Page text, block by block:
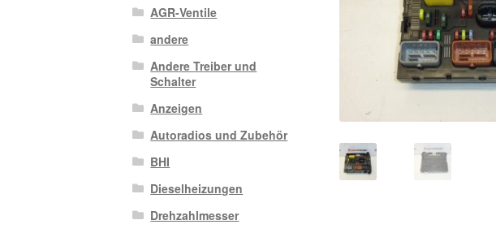
AGR-Ventile
andere
Andere Treiber und
Schalter
Anzeigen
Autoradios und Zubehör
BHI
Dieselheizungen
Drehzahlmesser